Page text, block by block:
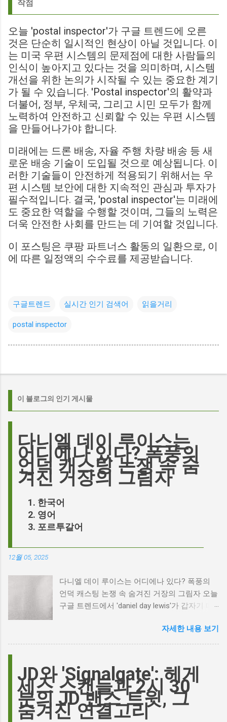
작점
오늘 'postal inspector'가 구글 트렌드에 오른
것은 단순히 일시적인 현상이 아닐 것입니다. 이
는 미국 우편 시스템의 문제점에 대한 사람들의
인식이 높아지고 있다는 것을 의미하며, 시스템
개선을 위한 논의가 시작될 수 있는 중요한 계기
가 될 수 있습니다. 'Postal inspector'의 활약과
더불어, 정부, 우체국, 그리고 시민 모두가 함께
노력하여 안전하고 신뢰할 수 있는 우편 시스템
을 만들어나가야 합니다.
미래에는 드론 배송, 자율 주행 차량 배송 등 새
로운 배송 기술이 도입될 것으로 예상됩니다. 이
러한 기술들이 안전하게 적용되기 위해서는 우
편 시스템 보안에 대한 지속적인 관심과 투자가
필수적입니다. 결국, 'postal inspector'는 미래에
도 중요한 역할을 수행할 것이며, 그들의 노력은
더욱 안전한 사회를 만드는 데 기여할 것입니다.
이 포스팅은 쿠팡 파트너스 활동의 일환으로, 이
에 따른 일정액의 수수료를 제공받습니다.
구글트렌드 실시간 인기 검색어 읽을거리
postal inspector
이 블로그의 인기 게시물
다니엘 데이 루이스는
어디에나 있다? 폭풍의
언덕 캐스팅 논쟁 속 숨
겨진 거장의 그림자
한국어
영어
포르투갈어
12월 05, 2025
다니엘 데이 루이스는 어디에나 있다? 폭풍의
언덕 캐스팅 논쟁 속 숨겨진 거장의 그림자 오늘
구글 트렌드에서 'daniel day lewis'가 갑자기 떠
이름이 왜 다시 사람들의 입에 오르내리는 걸까
요? 표면적으로는 마고 로비가 제작하고 주연을
이 그 시작입니다. 하지만 그 이면에는 '연기'라
는 예술에 대한 깊은 갈망과, 완벽주의를 향한
끊임없는 열망이 숨겨져 있습니다. Photo by
Plufow Le Studio on Unsplash 폭풍의 언덕, 그
리고 캐스팅 논쟁의 불씨 최근 몇 주 동안 영화
자세한 내용 보기
JD와 'Signalgate': 헤게
세스 스캔들과 2시 30
분의 JD 밴스 트윗, 그
숨겨진 연결고리